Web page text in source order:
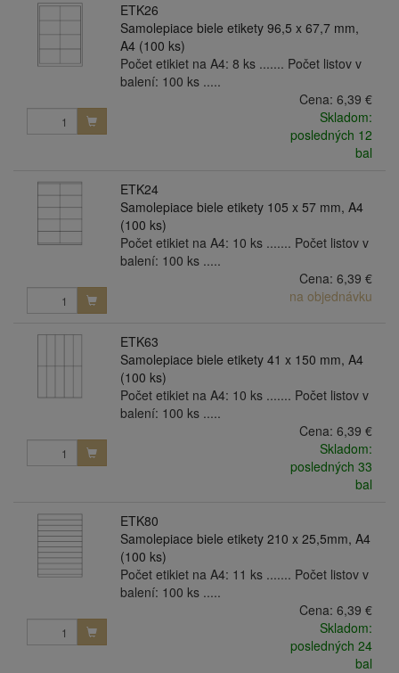
ETK26
Samolepiace biele etikety 96,5 x 67,7 mm,
A4 (100 ks)
Počet etikiet na A4: 8 ks ....... Počet listov v
balení: 100 ks .....
Cena: 6,39 €
Skladom:
posledných 12
bal
ETK24
Samolepiace biele etikety 105 x 57 mm, A4
(100 ks)
Počet etikiet na A4: 10 ks ....... Počet listov v
balení: 100 ks .....
Cena: 6,39 €
na objednávku
ETK63
Samolepiace biele etikety 41 x 150 mm, A4
(100 ks)
Počet etikiet na A4: 10 ks ....... Počet listov v
balení: 100 ks .....
Cena: 6,39 €
Skladom:
posledných 33
bal
ETK80
Samolepiace biele etikety 210 x 25,5mm, A4
(100 ks)
Počet etikiet na A4: 11 ks ....... Počet listov v
balení: 100 ks .....
Cena: 6,39 €
Skladom:
posledných 24
bal